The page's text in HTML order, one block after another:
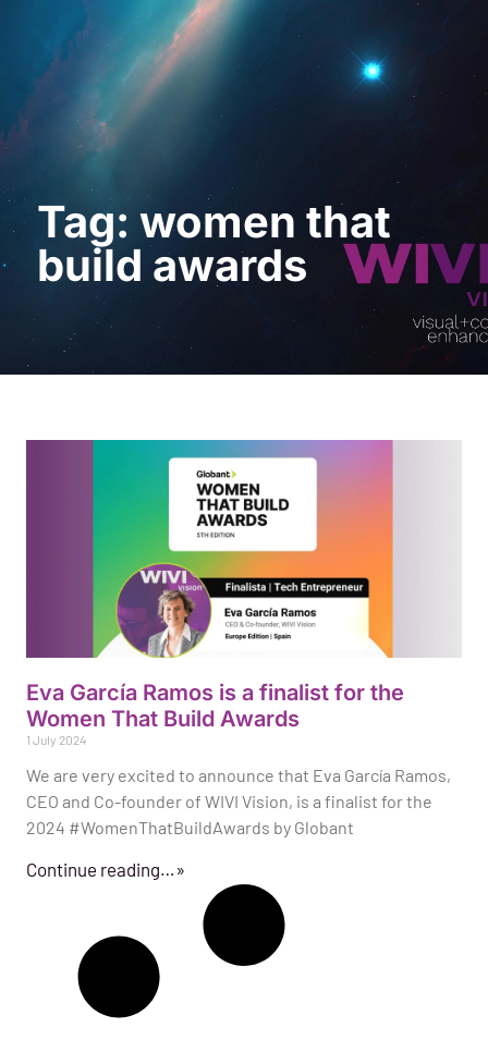
Request a Demo
Tag: women that
build awards
Eva García Ramos is a finalist for the
Women That Build Awards
1 July 2024
We are very excited to announce that Eva García Ramos,
CEO and Co-founder of WIVI Vision, is a finalist for the
2024 #WomenThatBuildAwards by Globant
Continue reading…»